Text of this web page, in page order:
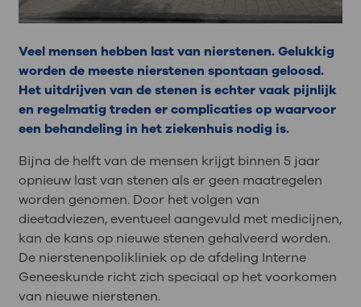
Veel mensen hebben last van nierstenen. Gelukkig
worden de meeste nierstenen spontaan geloosd.
Het uitdrijven van de stenen is echter vaak pijnlijk
en regelmatig treden er complicaties op waarvoor
een behandeling in het ziekenhuis nodig is.
Bijna de helft van de mensen krijgt binnen 5 jaar
opnieuw last van stenen als er geen maatregelen
worden genomen. Door het volgen van
dieetadviezen, eventueel aangevuld met medicijnen,
kan de kans op nieuwe stenen gehalveerd worden.
De nierstenenpolikliniek op de afdeling Interne
Geneeskunde richt zich speciaal op het voorkomen
van nieuwe nierstenen.